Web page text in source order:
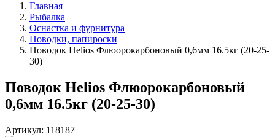
Главная
Рыбалка
Оснастка и фурнитура
Поводки, папироски
Поводок Helios Флюорокарбоновый 0,6мм 16.5кг (20-25-
30)
Поводок Helios Флюорокарбоновый
0,6мм 16.5кг (20-25-30)
Артикул: 118187